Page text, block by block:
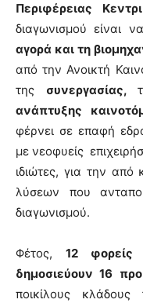
Περιφέρειας
διαγωνισμού είναι να
αγορά και τη
από την Ανοικτή
της συνεργασίας,
ανάπτυξης
φέρνει σε επαφή
με νεοφυείς
ιδιώτες, για την
λύσεων που
διαγωνισμού.
Φέτος, 12 φορείς
δημοσιεύουν 16
ποικίλους